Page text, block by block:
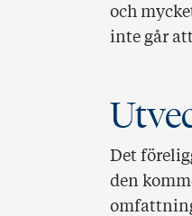
och
inte går
Det
den